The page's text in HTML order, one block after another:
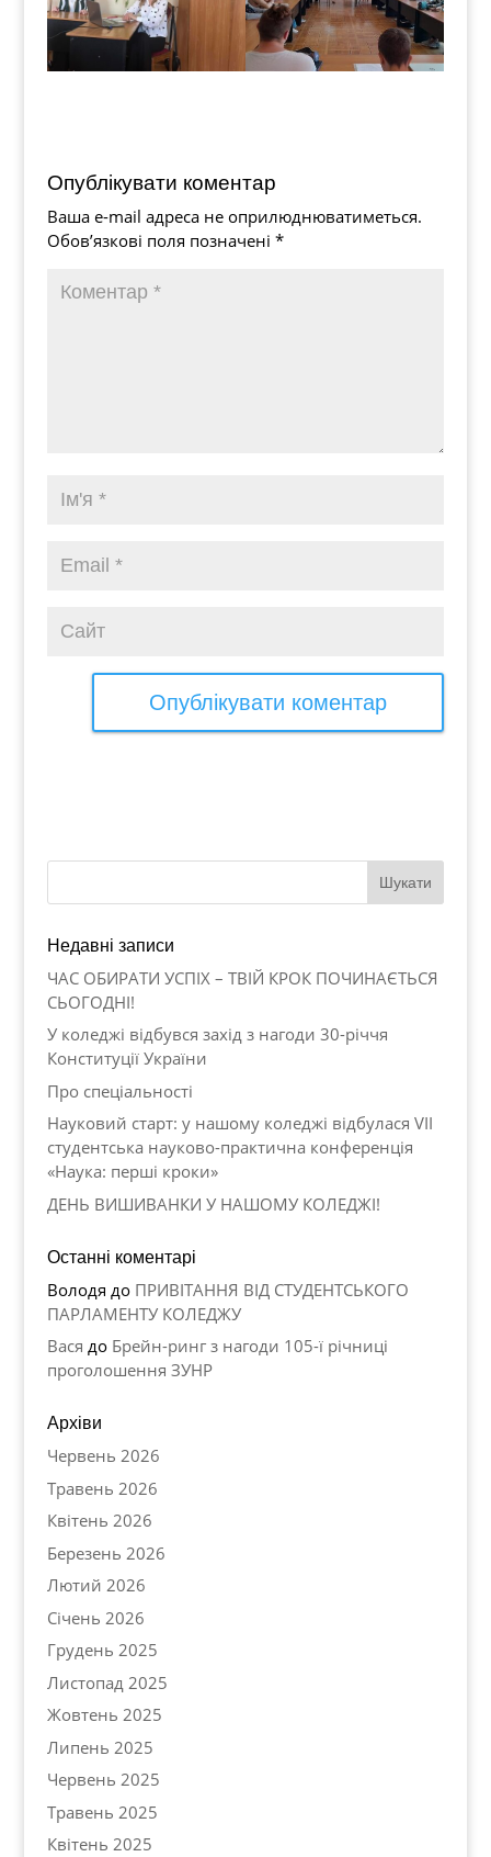
Опублікувати коментар
Ваша e-mail адреса не оприлюднюватиметься.
Обов’язкові поля позначені *
Недавні записи
ЧАС ОБИРАТИ УСПІХ – ТВІЙ КРОК ПОЧИНАЄТЬСЯ
СЬОГОДНІ!
У коледжі відбувся захід з нагоди 30-річчя
Конституції України
Про спеціальності
Науковий старт: у нашому коледжі відбулася VII
студентська науково-практична конференція
«Наука: перші кроки»
ДЕНЬ ВИШИВАНКИ У НАШОМУ КОЛЕДЖІ!
Останні коментарі
Володя до ПРИВІТАННЯ ВІД СТУДЕНТСЬКОГО
ПАРЛАМЕНТУ КОЛЕДЖУ
Вася до Брейн-ринг з нагоди 105-ї річниці
проголошення ЗУНР
Архіви
Червень 2026
Травень 2026
Квітень 2026
Березень 2026
Лютий 2026
Січень 2026
Грудень 2025
Листопад 2025
Жовтень 2025
Липень 2025
Червень 2025
Травень 2025
Квітень 2025